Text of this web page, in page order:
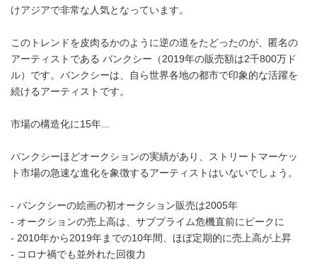
けアジアで非常な人気となっています。
このトレンドを皮肉るかのように逆の道をたどったのが、匿名の
アーティストである バンクシー（2019年の販売額は2千800万ド
ル）です。バンクシーは、自ら世界各地の都市で印象的な活躍を
続けるアーティストです。
市場の構造化に15年...
バンクシーほどオークションの実績があり、ストリートマーケッ
ト市場の急速な進化を象徴するアーティストはいないでしょう。
- バンクシーの絵画の初オークション販売は2005年
- オークションの売上高は、サブプライム危機直前にピークに
- 2010年から2019年までの10年間、ほぼ定期的に売上高が上昇
- コロナ禍でも並外れた回復力